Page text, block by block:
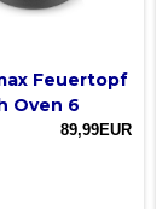
Feuertopf
Oven 6
89,99EUR